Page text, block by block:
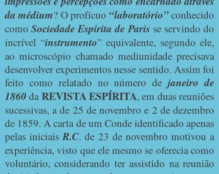
da médium? O profícuo “laboratório”conhecido
comoSociedade Espírita de Paris se servindo do
incrível “instrumento” equivalente, segundo ele,
ao microscópio chamado mediunidade precisava
desenvolver experimentos nesse sentido. Assim foi
feito como relatado no número dejaneiro de
1860 daREVISTA ESPÍRITA, em duas reuniões
sucessivas, a de 25 de novembro e 2 de dezembro
de 1859. A carta de um Conde identificado apenas
pelas iniciaisR.C. de 23 de novembro motivou a
experiência, visto que ele mesmo se oferecia como
voluntário, considerando ter assistido na reunião